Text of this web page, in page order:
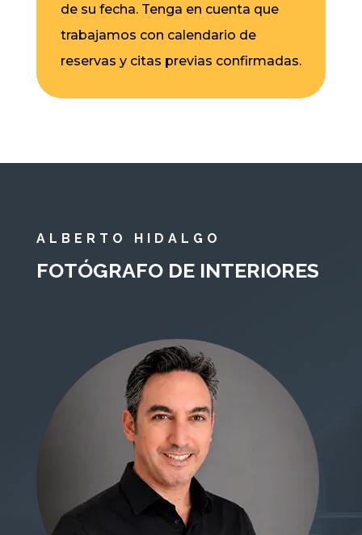
de su fecha. Tenga en cuenta que
trabajamos con calendario de
reservas y citas previas confirmadas.
ALBERTO HIDALGO
FOTÓGRAFO DE INTERIORES